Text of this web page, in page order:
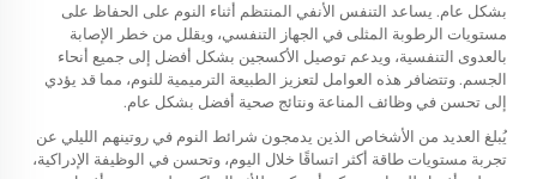
بشكل عام. يساعد التنفس الأنفي المنتظم أثناء النوم على الحفاظ على
مستويات الرطوبة المثلى في الجهاز التنفسي، ويقلل من خطر الإصابة
بالعدوى التنفسية، ويدعم توصيل الأكسجين بشكل أفضل إلى جميع أنحاء
الجسم. وتتضافر هذه العوامل لتعزيز الطبيعة الترميمية للنوم، مما قد يؤدي
إلى تحسن في وظائف المناعة ونتائج صحية أفضل بشكل عام.
يُبلغ العديد من الأشخاص الذين يدمجون شرائط النوم في روتينهم الليلي عن
تجربة مستويات طاقة أكثر اتساقًا خلال اليوم، وتحسن في الوظيفة الإدراكية،